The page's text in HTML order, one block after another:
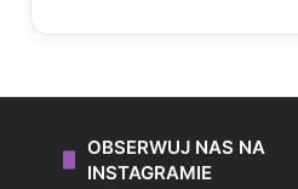
OBSERWUJ NAS NA
INSTAGRAMIE